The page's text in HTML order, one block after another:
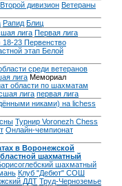
Второй дивизион Ветераны
Рапид Блиц
лига Первая лига
18-23 Первенство
этап Белой
среди ветеранов
лига Мемориал
области по шахматам
лига первая лига
никами) на lichess
Турнир Voronezh Chess
Онлайн-чемпионат
в Воронежской
шахматный
шахматный
Клуб "Дебют" СОШ
ДДТ Труд-Черноземье